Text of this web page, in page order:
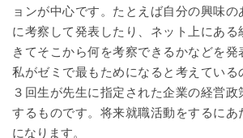
ョンが中心です。たとえば自分の興味の
に考察して発表したり、ネット上にある
きてそこから何を考察できるかなどを発
私がゼミで最もためになると考えている
３回生が先生に指定された企業の経営
するものです。将来就職活動をするにあ
になります。